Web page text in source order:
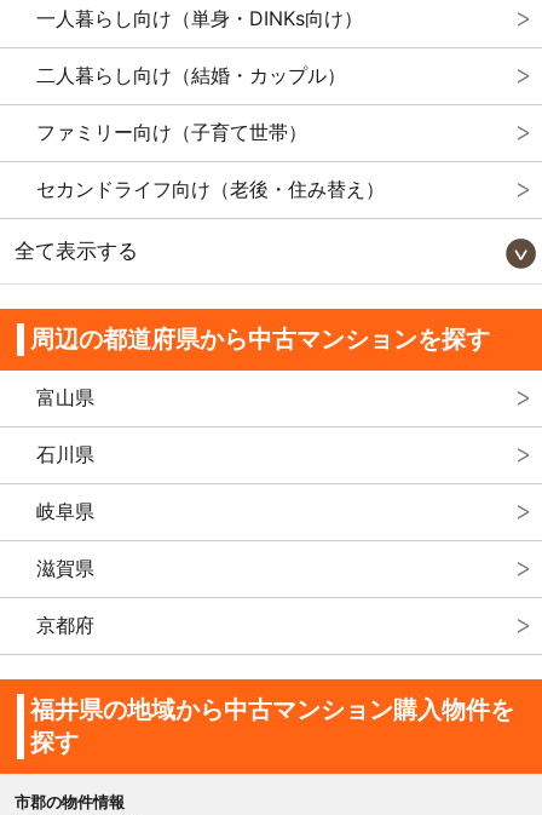
一人暮らし向け（単身・DINKs向け）
二人暮らし向け（結婚・カップル）
ファミリー向け（子育て世帯）
セカンドライフ向け（老後・住み替え）
全て表示する
周辺の都道府県から中古マンションを探す
富山県
石川県
岐阜県
滋賀県
京都府
福井県の地域から中古マンション購入物件を
探す
市郡の物件情報